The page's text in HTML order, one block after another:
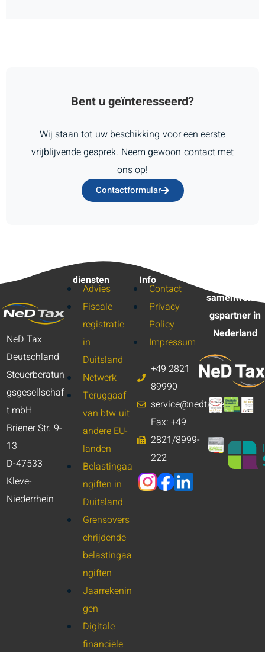
Bent u geïnteresseerd?
Wij staan tot uw beschikking voor een eerste
vrijblijvende gesprek. Neem gewoon contact met
ons op!
Contactformular
NeD Tax
Deutschland
Steuerberatun
gsgesellschaf
t mbH
Briener Str. 9-
13
D-47533
Kleve-
Niederrhein
diensten
Advies
Fiscale
registratie
in
Duitsland
Netwerk
Teruggaaf
van btw uit
andere EU-
landen
Belastingaa
ngiften in
Duitsland
Grensovers
chrijdende
belastingaa
ngiften
Jaarrekenin
gen
Digitale
financiële
Info
Contact
Privacy
Policy
Impressum
+49 2821
89990
service@nedtax.eu
Fax: +49
2821/8999-
222
samenwerkin
gspartner in
Nederland